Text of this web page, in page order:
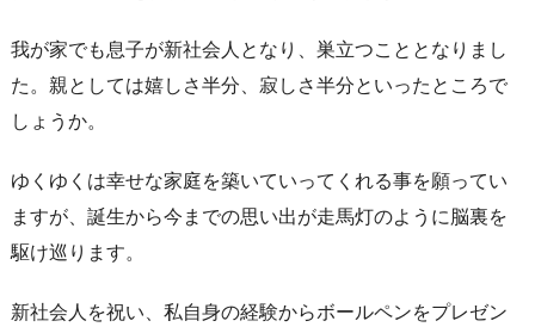
我が家でも息子が新社会人となり、巣立つこととなりまし
た。親としては嬉しさ半分、寂しさ半分といったところで
しょうか。
ゆくゆくは幸せな家庭を築いていってくれる事を願ってい
ますが、誕生から今までの思い出が走馬灯のように脳裏を
駆け巡ります。
新社会人を祝い、私自身の経験からボールペンをプレゼン